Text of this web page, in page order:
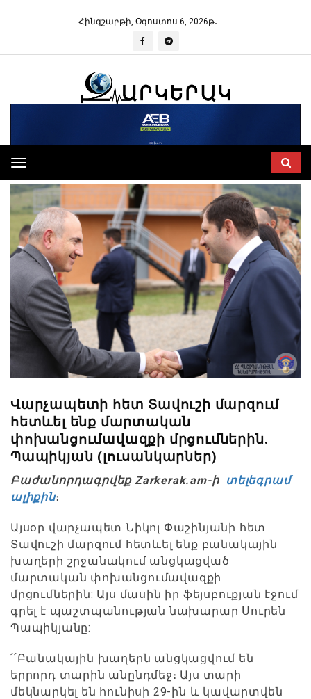
Հինգշաբթի, Օգոստոս 6, 2026թ․
Toggle
navigation
Վարչապետի հետ Տավուշի մարզում
հետևել ենք մարտական
փոխանցումավազքի մրցումներին.
Պապիկյան (լուսանկարներ)
Բաժանորդագրվեք Zarkerak.am-ի տելեգրամ
ալիքին։
Այսօր վարչապետ Նիկոլ Փաշինյանի հետ
Տավուշի մարզում հետևել ենք բանակային
խաղերի շրջանակում անցկացված
մարտական փոխանցումավազքի
մրցումներին: Այս մասին իր ֆեյսբուքյան էջում
գրել է պաշտպանության նախարար Սուրեն
Պապիկյանը:
՛՛Բանակային խաղերն անցկացվում են
երրորդ տարին անընդմեջ։ Այս տարի
մեկնարկել են հունիսի 29-ին և կավարտվեն